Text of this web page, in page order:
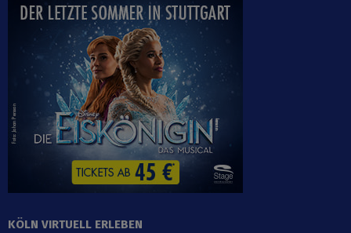
KÖLN VIRTUELL ERLEBEN